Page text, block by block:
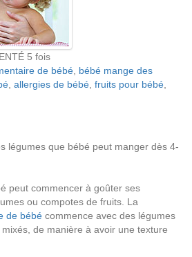
5 fois
de bébé bébé mange des
allergies de bébé fruits pour bébé
légumes que bébé peut manger dès 4-
peut commencer à goûter ses
ou compotes de fruits. La
de bébé commence avec des légumes
de manière à avoir une texture